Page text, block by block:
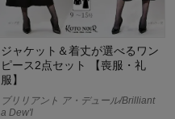
ジャケット＆着丈が選べるワン
ピース2点セット 【喪服・礼
服】
ブリリアント ア・デュール/Brilliant
a Dew'l